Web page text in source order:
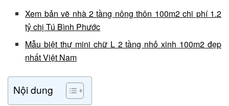
Xem bản vẽ nhà 2 tầng nông thôn 100m2 chi phí 1.2
tỷ chị Tú Bình Phước
Mẫu biệt thự mini chữ L 2 tầng nhỏ xinh 100m2 đẹp
nhất Việt Nam
Nội dung